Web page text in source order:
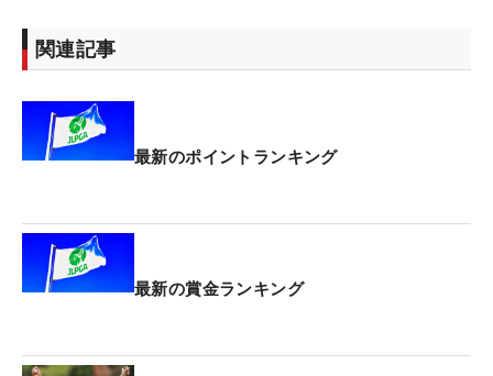
一子を出産した淺井咲希も選考会を突破。2022年
11月以来のレギュラーツアー出場となる。
【選考会通過者】
永嶋花音
岩永杏奈（アマ）
藤井美羽
西山ゆかり
倉田珠里亜
関連記事
最新のポイントランキング
最新の賞金ランキング